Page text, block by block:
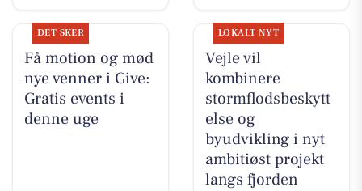
DET SKER
Få motion og mød
nye venner i Give:
Gratis events i
denne uge
LOKALT NYT
Vejle vil
kombinere
stormflodsbeskytt
else og
byudvikling i nyt
ambitiøst projekt
langs fjorden